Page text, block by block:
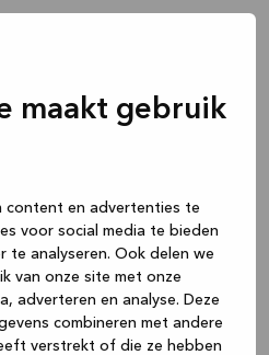
maakt gebruik
content en advertenties te
voor social media te bieden
te analyseren. Ook delen we
van onze site met onze
adverteren en analyse. Deze
combineren met andere
verstrekt of die ze hebben